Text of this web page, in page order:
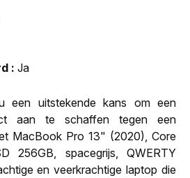
Ja
een uitstekende kans om een
aan te schaffen tegen een
MacBook Pro 13" (2020), Core
256GB, spacegrijs, QWERTY
en veerkrachtige laptop die